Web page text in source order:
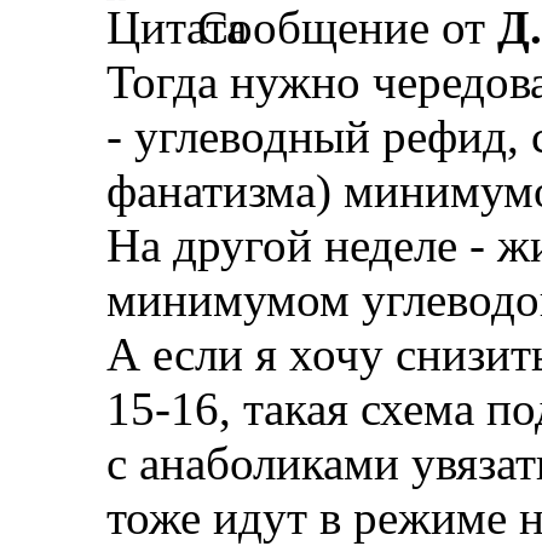
Сообщение от
Тогда нужно
- углеводный
фанатизма)
На другой неделе -
минимумом
А если я хочу
15-16, такая схема
с анаболиками
тоже идут в режиме